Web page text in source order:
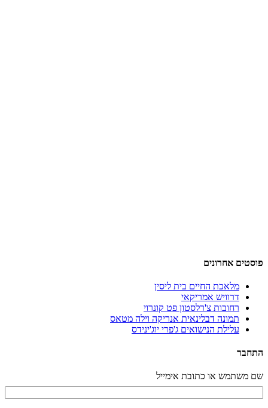
פוסטים אחרונים
מלאכת החיים בית ליסין
דרוויש אמריקאי
רחובות צ'רלסטון פט קונרוי
תמונה דבלינאית אנריקה וילה מטאס
עלילת הנישואים ג'פרי יוג'ינידס
התחבר
שם משתמש או כתובת אימייל